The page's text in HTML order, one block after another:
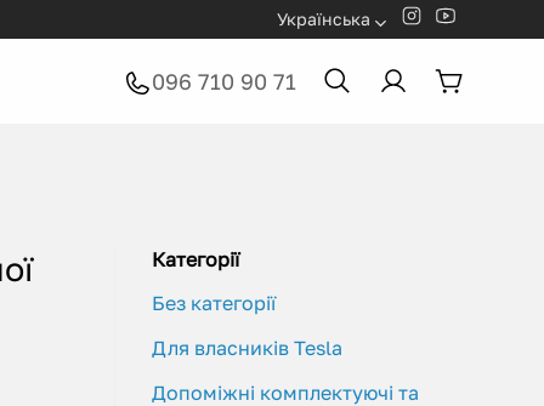
Українська
096 710 90 71
Категорії
Без категорії
Для власників Tesla
Допоміжні комплектуючі та